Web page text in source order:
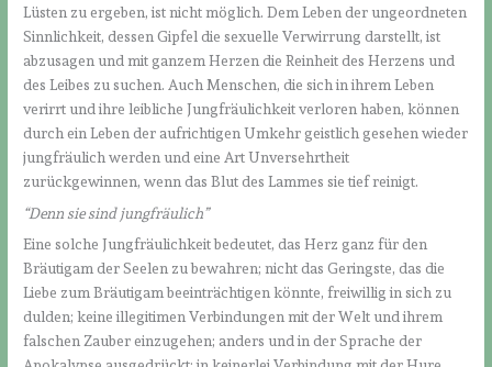
Lüsten zu ergeben, ist nicht möglich. Dem Leben der ungeordneten
Sinnlichkeit, dessen Gipfel die sexuelle Verwirrung darstellt, ist
abzusagen und mit ganzem Herzen die Reinheit des Herzens und
des Leibes zu suchen. Auch Menschen, die sich in ihrem Leben
verirrt und ihre leibliche Jungfräulichkeit verloren haben, können
durch ein Leben der aufrichtigen Umkehr geistlich gesehen wieder
jungfräulich werden und eine Art Unversehrtheit
zurückgewinnen, wenn das Blut des Lammes sie tief reinigt.
“Denn sie sind jungfräulich”
Eine solche Jungfräulichkeit bedeutet, das Herz ganz für den
Bräutigam der Seelen zu bewahren; nicht das Geringste, das die
Liebe zum Bräutigam beeinträchtigen könnte, freiwillig in sich zu
dulden; keine illegitimen Verbindungen mit der Welt und ihrem
falschen Zauber einzugehen; anders und in der Sprache der